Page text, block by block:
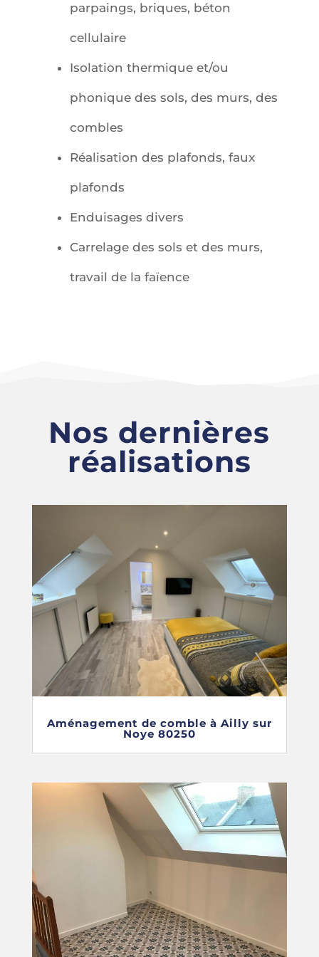
parpaings, briques, béton
cellulaire
Isolation thermique et/ou
phonique des sols, des murs, des
combles
Réalisation des plafonds, faux
plafonds
Enduisages divers
Carrelage des sols et des murs,
travail de la faïence
Nos dernières
réalisations
Aménagement de comble à Ailly sur
Noye 80250